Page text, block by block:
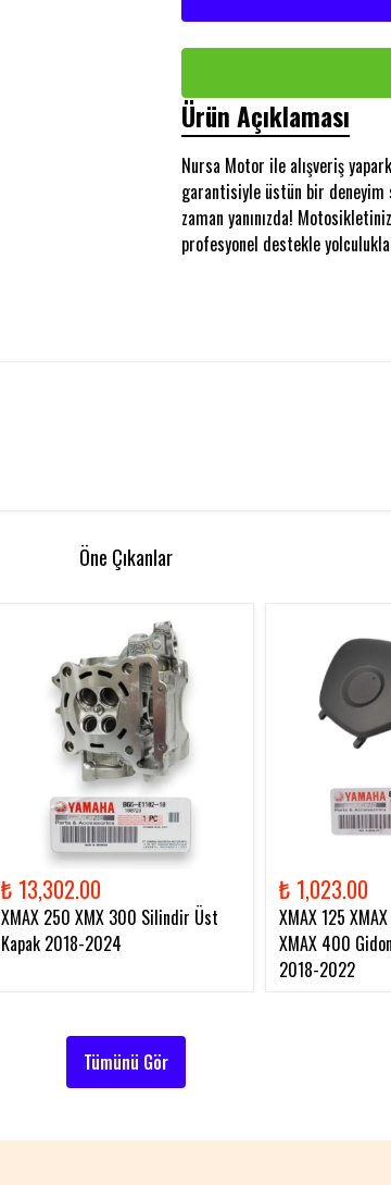
Ürün Açıklaması
Nursa Motor ile alışveriş
garantisiyle üstün bir
zaman yanınızda!
profesyonel destekle
Öne Çıkanlar
₺ 13,302.00
XMAX 250 XMX 300 Silindir Üst
Kapak 2018-2024
₺ 1,023.00
XMAX 125
XMAX 400
2018-2022
Tümünü Gör